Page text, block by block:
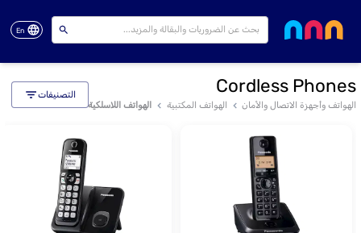
En
Cordless Phones
الهواتف وأجهزة الاتصال والأمان الهواتف المكتبية الهواتف اللاسلكية
التصنيفات